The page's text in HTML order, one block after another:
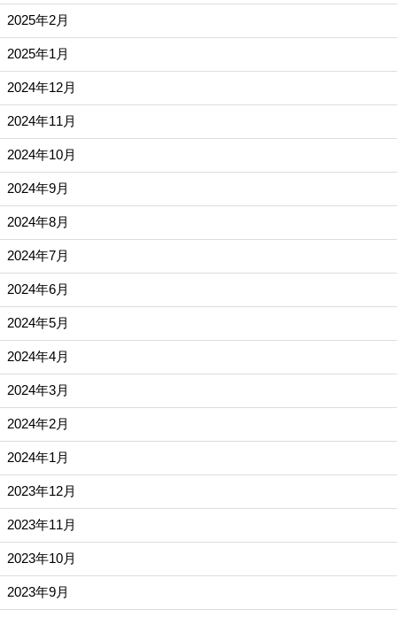
2025年2月
2025年1月
2024年12月
2024年11月
2024年10月
2024年9月
2024年8月
2024年7月
2024年6月
2024年5月
2024年4月
2024年3月
2024年2月
2024年1月
2023年12月
2023年11月
2023年10月
2023年9月